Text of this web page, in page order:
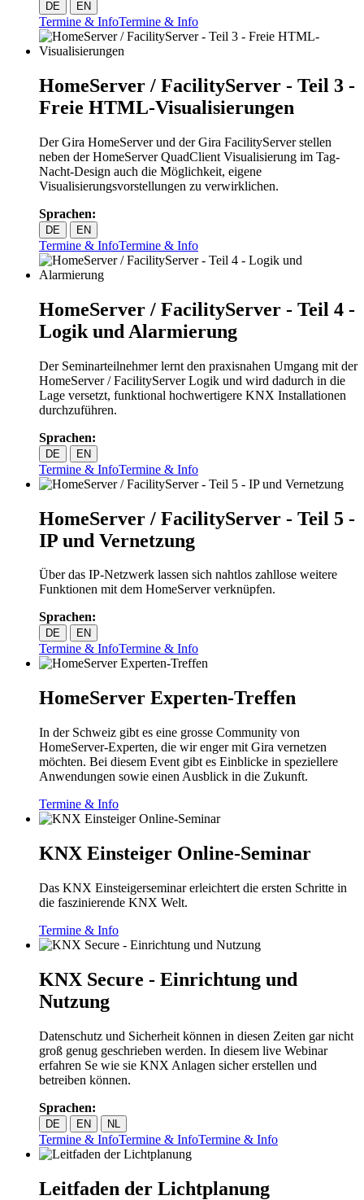
DE EN
Termine & InfoTermine & Info
HomeServer / FacilityServer - Teil 3 -
Freie HTML-Visualisierungen
Der Gira HomeServer und der Gira FacilityServer stellen
neben der HomeServer QuadClient Visualisierung im Tag-
Nacht-Design auch die Möglichkeit, eigene
Visualisierungsvorstellungen zu verwirklichen.
Sprachen:
DE EN
Termine & InfoTermine & Info
HomeServer / FacilityServer - Teil 4 -
Logik und Alarmierung
Der Seminarteilnehmer lernt den praxisnahen Umgang mit der
HomeServer / FacilityServer Logik und wird dadurch in die
Lage versetzt, funktional hochwertigere KNX Installationen
durchzuführen.
Sprachen:
DE EN
Termine & InfoTermine & Info
HomeServer / FacilityServer - Teil 5 -
IP und Vernetzung
Über das IP-Netzwerk lassen sich nahtlos zahllose weitere
Funktionen mit dem HomeServer verknüpfen.
Sprachen:
DE EN
Termine & InfoTermine & Info
HomeServer Experten-Treffen
In der Schweiz gibt es eine grosse Community von
HomeServer-Experten, die wir enger mit Gira vernetzen
möchten. Bei diesem Event gibt es Einblicke in speziellere
Anwendungen sowie einen Ausblick in die Zukunft.
Termine & Info
KNX Einsteiger Online-Seminar
Das KNX Einsteigerseminar erleichtert die ersten Schritte in
die faszinierende KNX Welt.
Termine & Info
KNX Secure - Einrichtung und
Nutzung
Datenschutz und Sicherheit können in diesen Zeiten gar nicht
groß genug geschrieben werden. In diesem live Webinar
erfahren Se wie sie KNX Anlagen sicher erstellen und
betreiben können.
Sprachen:
DE EN NL
Termine & InfoTermine & InfoTermine & Info
Leitfaden der Lichtplanung